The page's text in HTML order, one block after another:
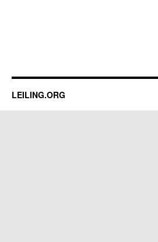
LEILING.ORG